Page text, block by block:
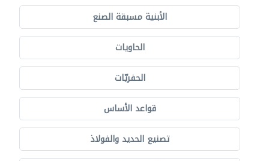
الأبنية مسبقة الصنع
الحاويات
الحفريّات
قواعد الأساس
تصنيع الحديد والفولاذ